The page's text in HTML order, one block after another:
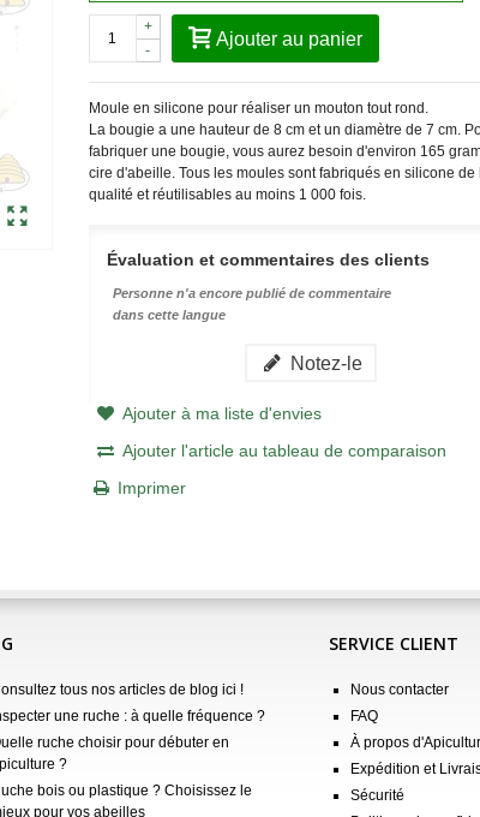
-
+
Ajouter au panier
Moule en silicone pour réaliser un mouton tout rond.
La bougie a une hauteur de 8 cm et un diamètre de 7 cm.
fabriquer une bougie, vous aurez besoin d'environ 165
cire d'abeille. Tous les moules sont fabriqués en silicone de
qualité et réutilisables au moins 1 000 fois.
Évaluation et commentaires des clients
Personne n'a encore publié de commentaire
dans cette langue
Notez-le
Ajouter à ma liste d'envies
Ajouter l'article au tableau de comparaison
Imprimer
tous nos articles de blog ici !
une ruche : à quelle fréquence ?
ruche choisir pour débuter en
?
bois ou plastique ? Choisissez le
pour vos abeilles
SERVICE CLIENT
Nous contacter
FAQ
À propos
Expédition et
Sécurité